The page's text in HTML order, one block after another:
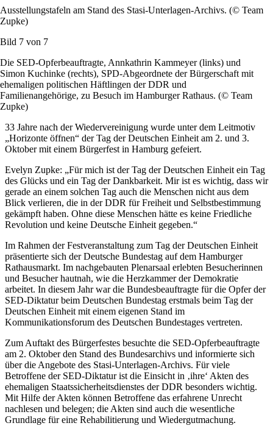
Ausstellungstafeln am Stand des Stasi-Unterlagen-Archivs. (© Team
Zupke)
Bild 7 von 7
Die SED-Opferbeauftragte, Annkathrin Kammeyer (links) und
Simon Kuchinke (rechts), SPD-Abgeordnete der Bürgerschaft mit
ehemaligen politischen Häftlingen der DDR und
Familienangehörige, zu Besuch im Hamburger Rathaus. (© Team
Zupke)
33 Jahre nach der Wiedervereinigung wurde unter dem Leitmotiv
„Horizonte öffnen“ der Tag der Deutschen Einheit am 2. und 3.
Oktober mit einem Bürgerfest in Hamburg gefeiert.
Evelyn Zupke: „Für mich ist der Tag der Deutschen Einheit ein Tag
des Glücks und ein Tag der Dankbarkeit. Mir ist es wichtig, dass wir
gerade an einem solchen Tag auch die Menschen nicht aus dem
Blick verlieren, die in der DDR für Freiheit und Selbstbestimmung
gekämpft haben. Ohne diese Menschen hätte es keine Friedliche
Revolution und keine Deutsche Einheit gegeben.“
Im Rahmen der Festveranstaltung zum Tag der Deutschen Einheit
präsentierte sich der Deutsche Bundestag auf dem Hamburger
Rathausmarkt. Im nachgebauten Plenarsaal erlebten Besucherinnen
und Besucher hautnah, wie die Herzkammer der Demokratie
arbeitet. In diesem Jahr war die Bundesbeauftragte für die Opfer der
SED-Diktatur beim Deutschen Bundestag erstmals beim Tag der
Deutschen Einheit mit einem eigenen Stand im
Kommunikationsforum des Deutschen Bundestages vertreten.
Zum Auftakt des Bürgerfestes besuchte die SED-Opferbeauftragte
am 2. Oktober den Stand des Bundesarchivs und informierte sich
über die Angebote des Stasi-Unterlagen-Archivs. Für viele
Betroffene der SED-Diktatur ist die Einsicht in ‚ihre‘ Akten des
ehemaligen Staatssicherheitsdienstes der DDR besonders wichtig.
Mit Hilfe der Akten können Betroffene das erfahrene Unrecht
nachlesen und belegen; die Akten sind auch die wesentliche
Grundlage für eine Rehabilitierung und Wiedergutmachung.